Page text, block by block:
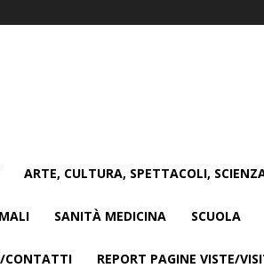
ARTE, CULTURA, SPETTACOLI,
SANITÀ MEDICINA SCUOLA
CONTATTI REPORT PAGINE VISTE/